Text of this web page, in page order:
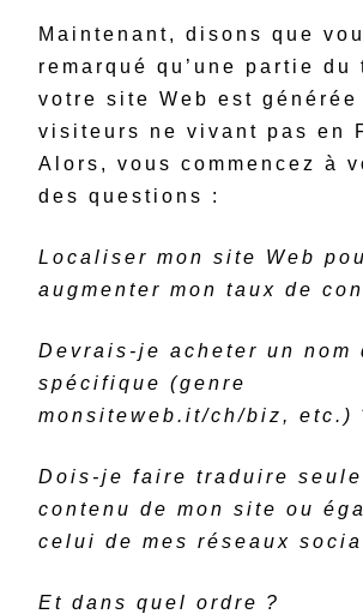
Maintenant, disons que
remarqué qu’une partie du
votre site Web est générée
visiteurs ne vivant pas en
Alors, vous commencez à
des questions :
Localiser mon site Web
augmenter mon taux de
Devrais-je acheter un nom
spécifique (genre
monsiteweb.it/ch/biz, etc.)
Dois-je faire traduire
contenu de mon site ou
celui de mes réseaux
Et dans quel ordre ?